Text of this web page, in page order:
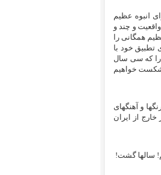
انبوه عظیم
و چند و
همگانی را
خود با
را که سی سال
خواهیم
و آهنگهای
از ایران
سالها گشت!